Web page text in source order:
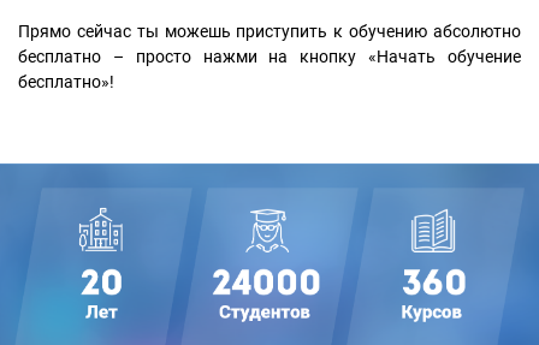
Прямо сейчас ты можешь приступить к обучению абсолютно
бесплатно – просто нажми на кнопку «Начать обучение
бесплатно»!